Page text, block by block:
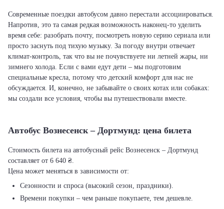
Современные поездки автобусом давно перестали ассоциироваться.
Напротив, это та самая редкая возможность наконец-то уделить
время себе: разобрать почту, посмотреть новую серию сериала или
просто заснуть под тихую музыку. За погоду внутри отвечает
климат-контроль, так что вы не почувствуете ни летней жары, ни
зимнего холода. Если с вами едут дети – мы подготовим
специальные кресла, потому что детский комфорт для нас не
обсуждается. И, конечно, не забывайте о своих котах или собаках:
мы создали все условия, чтобы вы путешествовали вместе.
Автобус Вознесенск – Дортмунд: цена билета
Стоимость билета на автобусный рейс Вознесенск – Дортмунд
составляет от 6 640 ₴.
Цена может меняться в зависимости от:
Сезонности и спроса (высокий сезон, праздники).
Времени покупки – чем раньше покупаете, тем дешевле.